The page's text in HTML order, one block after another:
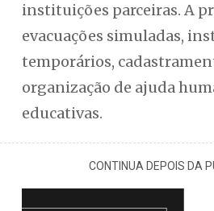
instituições parceiras. A
evacuações simuladas,
temporários,
organização de ajuda
educativas.
CONTINUA DEPOIS DA